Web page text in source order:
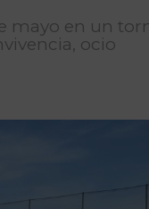
mayo en un
ocio